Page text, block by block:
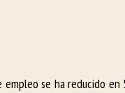
se ha reducido